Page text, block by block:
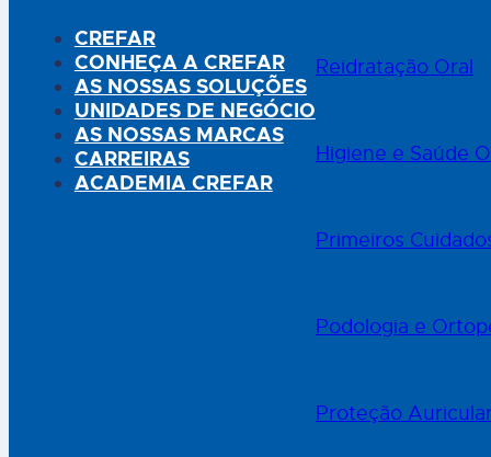
CREFAR
CONHEÇA A CREFAR
AS NOSSAS SOLUÇÕES
UNIDADES DE NEGÓCIO
AS NOSSAS MARCAS
CARREIRAS
ACADEMIA CREFAR
Reidratação Oral
Higiene e Saúde
Primeiros
Podologia e
Proteção